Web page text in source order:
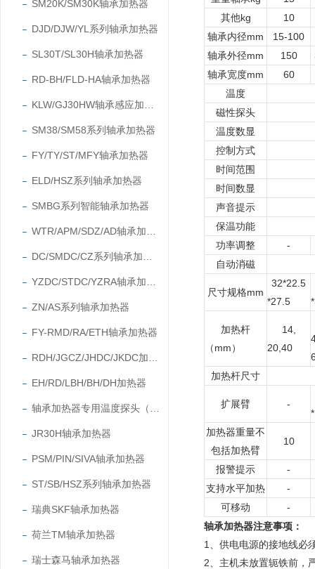
SM20K/SM30K轴承加热器
DJD/DJW/YL系列轴承加热器
SL30T/SL30H轴承加热器
RD-BH/FLD-HA轴承加热器
SM38/SM58系列轴承加热器
FY/TY/ST/MFY轴承加热器
ELD/HSZ系列轴承加热器
SMBG系列智能轴承加热器
ZN/AS系列轴承加热器
FY-RMD/RA/ETH轴承加热器
EH/RD/LBH/BH/DH加热器
JR30H轴承加热器
PSM/PIN/SIVA轴承加热器
ST/SB/HSZ系列轴承加热器
瑞典SKF轴承加热器
荷兰TM轴承加热器
瑞士森马轴承加热器
其他kg
10
轴承内径mm
15-100
轴承外径mm
150
轴承宽度mm
60
温度
磁性探头
温度数显
控制方式
时间范围
时间数显
声音提示
保温功能
功率调整
-
自动消磁
尺寸规格mm
32*22.5
*27.5
加热杆
（mm）
14,
20,40
加热杆尺寸
扩展臂
-
加热器重量不
包括加热臂
10
报警提示
-
支持水平加热
-
可移动
-
轴承加热器注意事项 ：
1、供电电源的接地线必
2、主机未放置轭铁前，